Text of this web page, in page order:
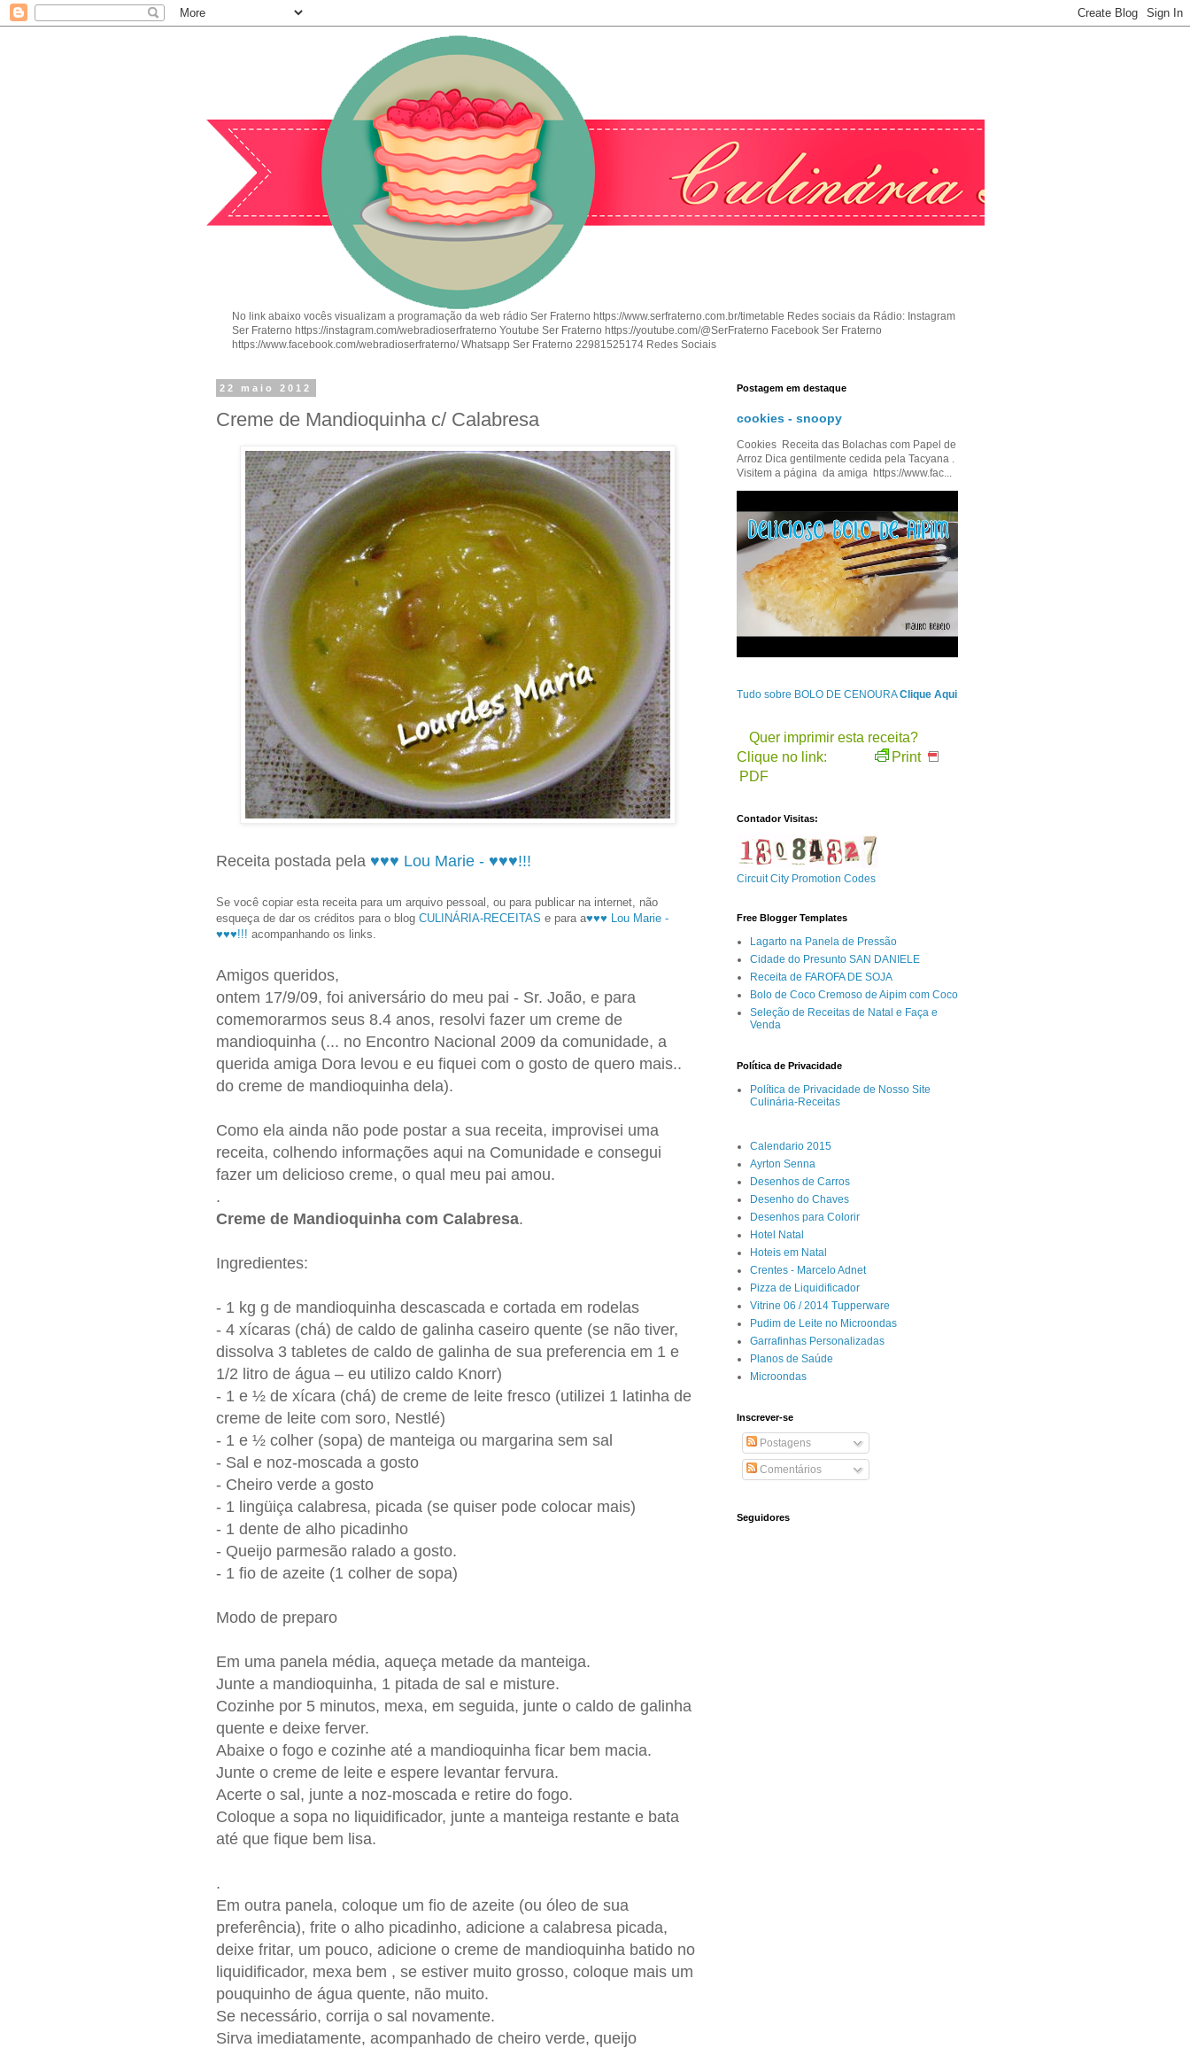
No link abaixo vocês visualizam a programação da web rádio Ser Fraterno https://www.serfraterno.com.br/timetable Redes sociais da Rádio: Instagram
Ser Fraterno https://instagram.com/webradioserfraterno Youtube Ser Fraterno https://youtube.com/@SerFraterno Facebook Ser Fraterno
https://www.facebook.com/webradioserfraterno/ Whatsapp Ser Fraterno 22981525174 Redes Sociais
22 maio 2012
Creme de Mandioquinha c/ Calabresa
Receita postada pela ♥♥♥ Lou Marie - ♥♥♥!!!
Se você copiar esta receita para um arquivo pessoal, ou para publicar na internet, não
esqueça de dar os créditos para o blog CULINÁRIA-RECEITAS e para a♥♥♥ Lou Marie -
♥♥♥!!! acompanhando os links.
Amigos queridos,
ontem 17/9/09, foi aniversário do meu pai - Sr. João, e para
comemorarmos seus 8.4 anos, resolvi fazer um creme de
mandioquinha (... no Encontro Nacional 2009 da comunidade, a
querida amiga Dora levou e eu fiquei com o gosto de quero mais..
do creme de mandioquinha dela).
Como ela ainda não pode postar a sua receita, improvisei uma
receita, colhendo informações aqui na Comunidade e consegui
fazer um delicioso creme, o qual meu pai amou.
.
Creme de Mandioquinha com Calabresa.
Ingredientes:
- 1 kg g de mandioquinha descascada e cortada em rodelas
- 4 xícaras (chá) de caldo de galinha caseiro quente (se não tiver,
dissolva 3 tabletes de caldo de galinha de sua preferencia em 1 e
1/2 litro de água – eu utilizo caldo Knorr)
- 1 e ½ de xícara (chá) de creme de leite fresco (utilizei 1 latinha de
creme de leite com soro, Nestlé)
- 1 e ½ colher (sopa) de manteiga ou margarina sem sal
- Sal e noz-moscada a gosto
- Cheiro verde a gosto
- 1 lingüiça calabresa, picada (se quiser pode colocar mais)
- 1 dente de alho picadinho
- Queijo parmesão ralado a gosto.
- 1 fio de azeite (1 colher de sopa)
Modo de preparo
Em uma panela média, aqueça metade da manteiga.
Junte a mandioquinha, 1 pitada de sal e misture.
Cozinhe por 5 minutos, mexa, em seguida, junte o caldo de galinha
quente e deixe ferver.
Abaixe o fogo e cozinhe até a mandioquinha ficar bem macia.
Junte o creme de leite e espere levantar fervura.
Acerte o sal, junte a noz-moscada e retire do fogo.
Coloque a sopa no liquidificador, junte a manteiga restante e bata
até que fique bem lisa.
.
Em outra panela, coloque um fio de azeite (ou óleo de sua
preferência), frite o alho picadinho, adicione a calabresa picada,
deixe fritar, um pouco, adicione o creme de mandioquinha batido no
liquidificador, mexa bem , se estiver muito grosso, coloque mais um
pouquinho de água quente, não muito.
Se necessário, corrija o sal novamente.
Sirva imediatamente, acompanhado de cheiro verde, queijo
Postagem em destaque
cookies - snoopy
Cookies Receita das Bolachas com Papel de
Arroz Dica gentilmente cedida pela Tacyana .
Visitem a página da amiga https://www.fac...
Tudo sobre BOLO DE CENOURAClique Aqui
Quer imprimir esta receita?
Clique no link:
Print
PDF
Contador Visitas:
Circuit City Promotion Codes
Free Blogger Templates
Lagarto na Panela de Pressão
Cidade do Presunto SAN DANIELE
Receita de FAROFA DE SOJA
Bolo de Coco Cremoso de Aipim com Coco
Seleção de Receitas de Natal e Faça e
Venda
Política de Privacidade
Política de Privacidade de Nosso Site
Culinária-Receitas
Calendario 2015
Ayrton Senna
Desenhos de Carros
Desenho do Chaves
Desenhos para Colorir
Hotel Natal
Hoteis em Natal
Crentes - Marcelo Adnet
Pizza de Liquidificador
Vitrine 06 / 2014 Tupperware
Pudim de Leite no Microondas
Garrafinhas Personalizadas
Planos de Saúde
Microondas
Inscrever-se
Postagens
Comentários
Seguidores